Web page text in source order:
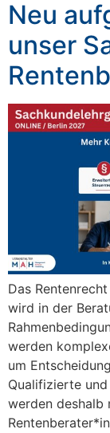
Neu
unser
Das
wird in der
werden
um
Qualifizierte
werden deshalb